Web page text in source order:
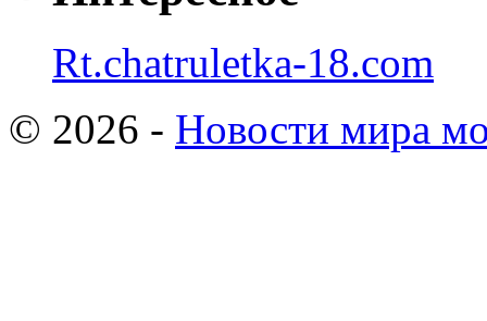
Rt.chatruletka-18.com
© 2026 - Новости мира